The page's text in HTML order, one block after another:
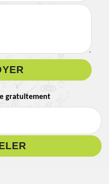
gratuitement